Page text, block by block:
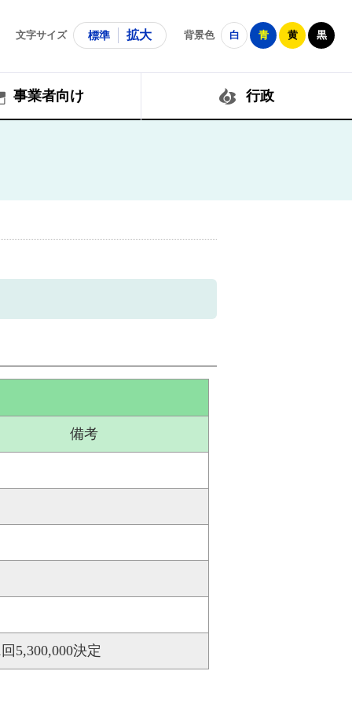
文字サイズ 標準 拡大 背景色 白 青 黄 黒
事業者向け 行政
備考
5,300,000決定